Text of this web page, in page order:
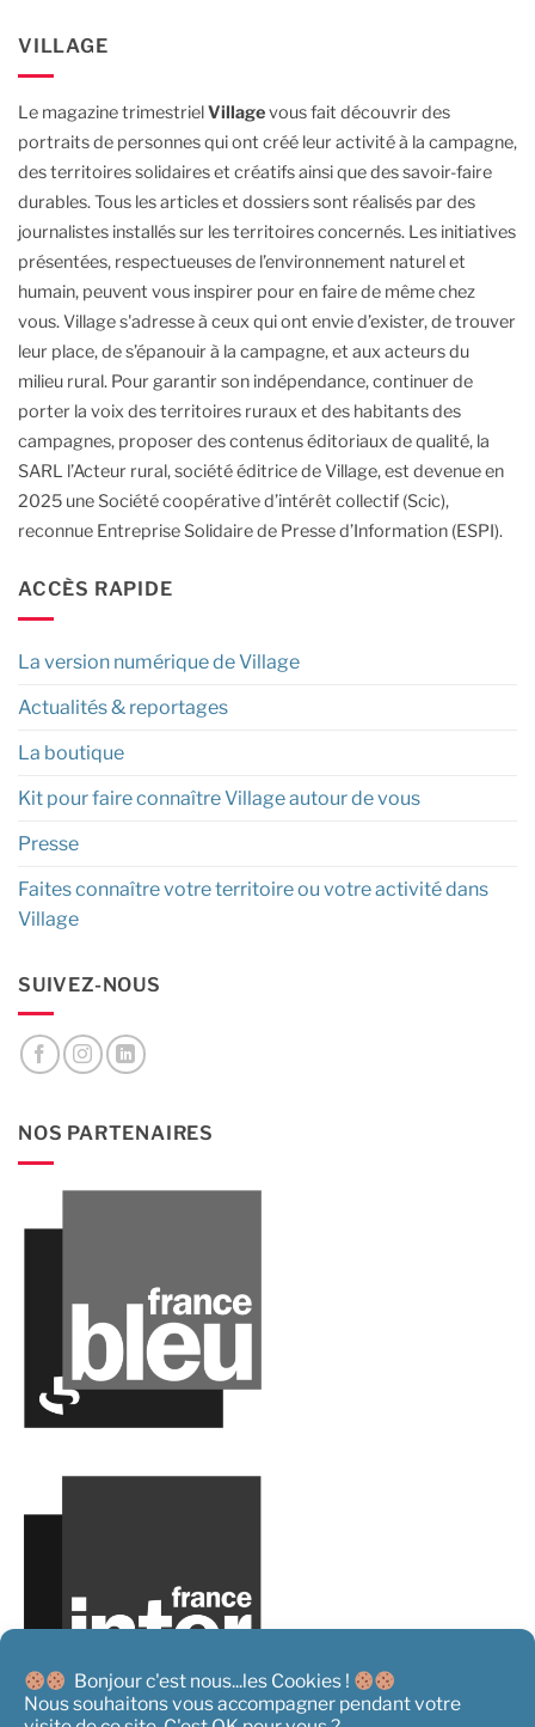
Bonjour c'est nous...les Cookies !
Nous souhaitons vous accompagner pendant votre
VILLAGE
Le magazine trimestrielVillagevous fait découvrir des
portraits de personnes qui ont créé leur activité à la campagne,
des territoires solidaires et créatifs ainsi que des savoir-faire
durables.Tous les articles et dossiers sont réalisés par des
journalistes installés sur les territoires concernés. Les initiatives
présentées, respectueuses de l’environnement naturel et
humain, peuvent vous inspirer pour en faire de même chez
vous.Village s'adresse à ceux qui ont envie d’exister, de trouver
leur place, de s’épanouir à la campagne, et aux acteurs du
milieu rural. Pour garantir son indépendance, continuer de
porter la voix des territoires ruraux et des habitants des
campagnes, proposer des contenus éditoriaux de qualité, la
SARL l’Acteur rural, société éditrice de Village, est devenue en
2025 une Société coopérative d’intérêt collectif (Scic),
reconnue Entreprise Solidaire de Presse d’Information (ESPI).
ACCÈS RAPIDE
La version numérique de Village
Actualités & reportages
La boutique
Kit pour faire connaître Village autour de vous
Presse
Faites connaître votre territoire ou votre activité dans
Village
SUIVEZ-NOUS
NOS PARTENAIRES